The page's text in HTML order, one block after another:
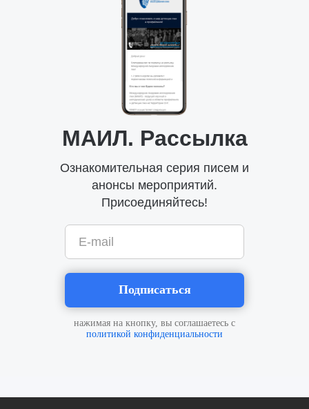
МАИЛ. Рассылка
Ознакомительная серия писем и
анонсы мероприятий.
Присоединяйтесь!
E-mail
Подписаться
нажимая на кнопку, вы соглашаетесь с
политикой конфиденциальности